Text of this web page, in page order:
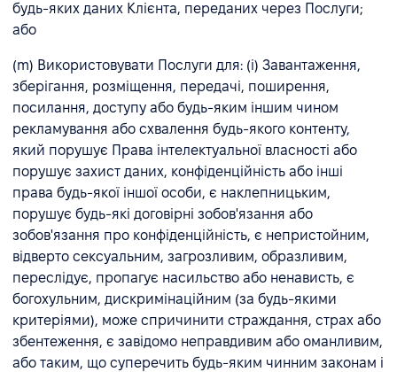
будь-яких даних Клієнта, переданих через Послуги;
або
(m) Використовувати Послуги для: (i) Завантаження,
зберігання, розміщення, передачі, поширення,
посилання, доступу або будь-яким іншим чином
рекламування або схвалення будь-якого контенту,
який порушує Права інтелектуальної власності або
порушує захист даних, конфіденційність або інші
права будь-якої іншої особи, є наклепницьким,
порушує будь-які договірні зобов'язання або
зобов'язання про конфіденційність, є непристойним,
відверто сексуальним, загрозливим, образливим,
переслідує, пропагує насильство або ненависть, є
богохульним, дискримінаційним (за будь-якими
критеріями), може спричинити страждання, страх або
збентеження, є завідомо неправдивим або оманливим,
або таким, що суперечить будь-яким чинним законам і